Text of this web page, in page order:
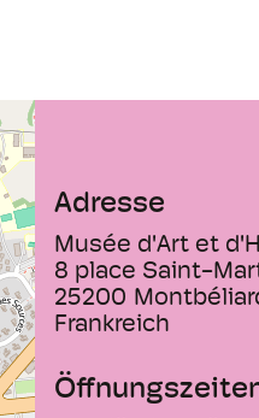
Montbéliard,
Maßeinheiten
Druckerei
19.
Fabrik
einem kleinen
Adresse
Musée d'Art et
8 place Saint-
25200
Frankreich